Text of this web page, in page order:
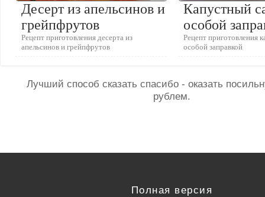
Десерт из апельсинов и
грейпфрутов
Рецепт приготовления десерта из
апельсинов и грейпфрутов
Капустный
особой
Рецепт приготовления
особой заправкой
Лучший способ сказать спасибо - оказать
рублем.
Полная версия